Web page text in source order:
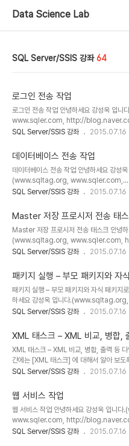
Data Science Lab
SQL Server/SSIS 강좌 64
로그인 전송 작업
로그인 전송 작업 안녕하세요 강성욱 입
www.sqler.com, http://
는 [로그인 전송 작업]에 대해서 알아 보도
니다. 전송 작업 시 전체 또는 특정 로그인
로그인에 연결된 sid(보안ID)를 같이 복사
를 실행하여 [Integration Services 프로
어 흐름] 탭에서 [로그인 전송 태스크]를 마
도릅으로 끌어다 놓습니다. [로그인 전송 태
SQL Server/SSIS 강좌 2015.07.16
데이터베이스 전송 작업
데이터베이스 전송 작업 안녕하세요 강성
(www.sqltag.org, www.sqler.com,
http://blog.naver.com/jevida) 이번 시
은 SQL Server 개체 전송 작업과는 달리
으로 복사 또는 이전 하는 작업 입니다. 이
서 데이터베이스를 복사하는 경우에도 사용
작업 관련 링크
http://blog.naver.com/jevida/
로 설정시하면 원본 데이터베이스가 온라
SQL Server/SSIS 강좌 2015.07.16
Master 저장 프로시저 전송 태
Master 저장 프로시저 전송 태스크 안녕
(www.sqltag.org, www.sqler.com,
이번 시간에서는 [Master 저장 프로시저
master DB에 있는 사용자 저장 프로시저
DB로 전송하는 작업 입니다. 오직
프로시저만 대상이 되며 해당 프로시저의
만 옮길 수 있습니다. 이 작업을 수행하기
master DB에 있는 사용자 프로시저를 접
SQL Server/SSIS 강좌 2015.07.16
패키지 실행 – 부모 패키지와 자
관리하기
패키지 실행 – 부모 패키지와 자식 패키지
하세요 강성욱 입니다
http://blog.naver.com/jevida) 이번 시
용하여 다른 SSIS 패키지를 호출하여 실행
출 기능은 다음과 같이 이용할 수 있습니다
리 프로세스의 각 작업들을 작은 단위로 분
패키지 보안을 사용할 수 있습니다. 중요한
지를 만들고 패치지 호출 작업으로 해당 부
암..
SQL Server/SSIS 강좌 2015.07.16
XML 태스크 – XML 비교, 병합,
을 하자
XML 태스크 – XML 비교, 병합, 출력 등 다
간에는 [XML 태스크] 에 대해서 알아 보도
크]는 XML 데이터를 조회하거나 변경, 병
를 병합하여 하나의 XML 파일로 병합하
을 이용하여 XML 파일의 결과값을 출력 작
XML 파일 내의 데이터 조회 작업. XML 파
Diffgram 파일에 eogked 차이점 기록
효성 검사 작업. [BIDS]를 실행하여
SQL Server/SSIS 강좌 2015.07.16
웹 서비스 작업
웹 서비스 작업 안녕하세요 강성욱 입니
www.sqler.com, http://
는 [웹 서비스]작업에 대해서 알아 보도록
SQL Server/SSIS 강좌 2015.07.16